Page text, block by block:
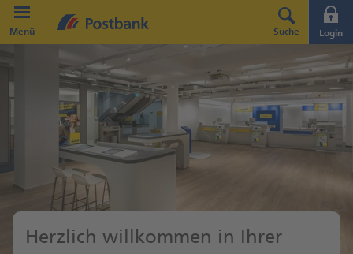
Direkt zur Hauptnavigation (Enter drücken)
Direkt zum Hauptinhalt (Enter drücken)
Direkt zur Suche (Enter drücken)
Menü Suche Login
Herzlich willkommen in Ihrer